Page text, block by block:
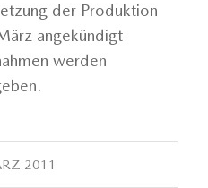
der Produktion
angekündigt
werden
2011